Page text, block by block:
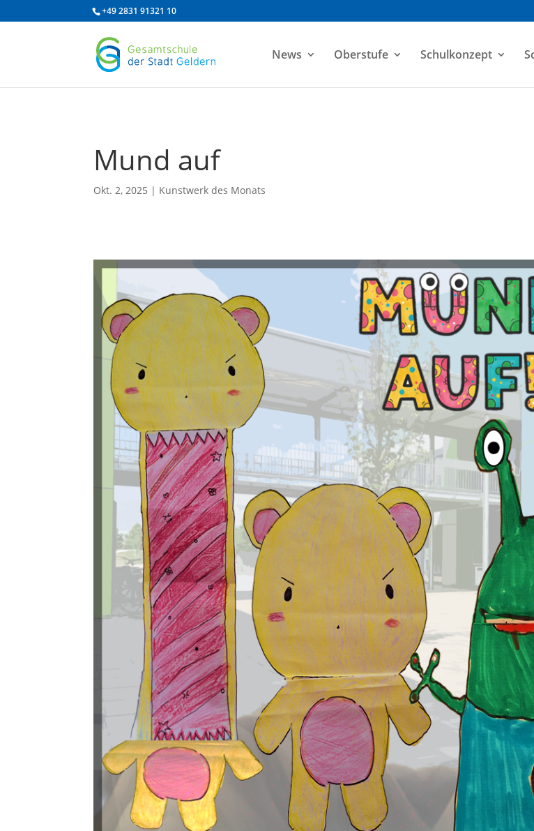
+49 2831 91321 10
News Oberstufe Schulkonzept
Mund auf
Okt. 2, 2025 | Kunstwerk des Monats